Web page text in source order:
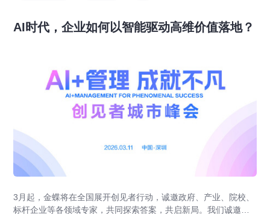
AI时代，企业如何以智能驱动高维价值落地？
3月起，金蝶将在全国展开创见者行动，诚邀政府、产业、院校、
标杆企业等各领域专家，共同探索答案，共启新局。我们诚邀